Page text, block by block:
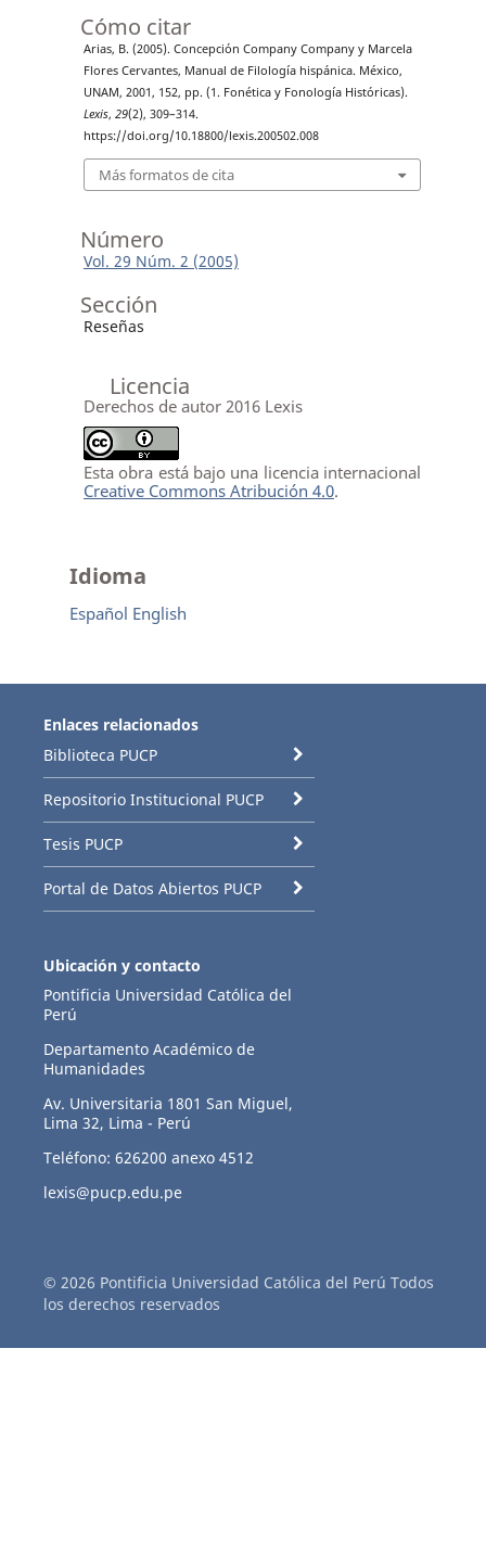
Cómo citar
Arias, B. (2005). Concepción Company Company y Marcela
Flores Cervantes, Manual de Filología hispánica. México,
UNAM, 2001, 152, pp. (1. Fonética y Fonología Históricas).
Lexis, 29(2), 309–314.
https://doi.org/10.18800/lexis.200502.008
Más formatos de cita
Número
Vol. 29 Núm. 2 (2005)
Sección
Reseñas
Licencia
Derechos de autor 2016 Lexis
Esta obra está bajo una licencia internacional
Creative Commons Atribución 4.0.
Idioma
Español English
Enlaces relacionados
Biblioteca PUCP
Repositorio Institucional PUCP
Tesis PUCP
Portal de Datos Abiertos PUCP
Ubicación y contacto
Pontificia Universidad Católica del
Perú
Departamento Académico de
Humanidades
Av. Universitaria 1801 San Miguel,
Lima 32, Lima - Perú
Teléfono: 626200 anexo 4512
lexis@pucp.edu.pe
© 2026 Pontificia Universidad Católica del Perú Todos
los derechos reservados